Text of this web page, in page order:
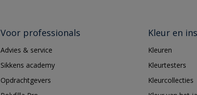
Voor professionals
Advies & service
Sikkens academy
Opdrachtgevers
Kleur en
Kleuren
Kleurtesters
Kleurcollecties